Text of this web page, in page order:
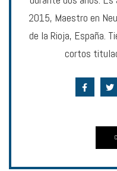
2015, Maestro en
de la Rioja, España.
cortos